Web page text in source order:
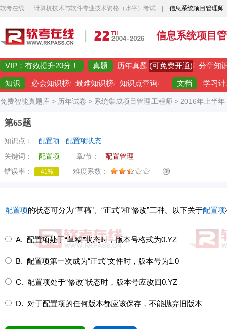
软考在线 计算机技术与软件专业技术资格（水平）考试 信息系统项目管理师
信息系统项目
VIP：有效提升20分！ 真题 历年真题 (可免费开通)/ 分章知
知识 必会知识榜/ 最难知识榜/ 知识点查询/ 文档 学习
免费智能真题库 > 历年试卷 > 系统集成项目管理工程师 > 2016年上半
第65题
知识点： 配置项
配置项状态
关键词：
配置项 章/节：
配置管理
错误率：
41% 难度系数：
配置项的状态可分为“草稿”、“正式”和“修改”三种。以下关于配置项
A. 配置项处于“草稿”状态时，版本号格式为0.YZ
B. 配置项第一次成为“正式”文件时，版本号为1.0
C. 配置项处于“修改”状态时，版本号应改回0.YZ
D. 对于配置项的任何版本都应该保存，不能抛弃旧版本